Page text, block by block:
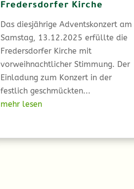
Fredersdorfer Kirche
Das diesjährige Adventskonzert am
Samstag, 13.12.2025 erfüllte die
Fredersdorfer Kirche mit
vorweihnachtlicher Stimmung. Der
Einladung zum Konzert in der
festlich geschmückten...
mehr lesen